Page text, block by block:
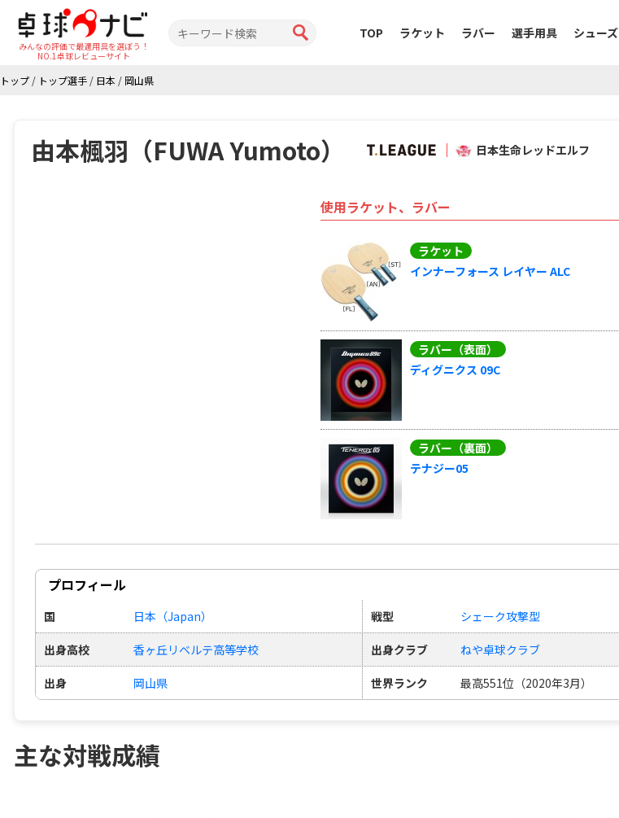
みんなの評価で最適用具を選ぼう！
NO.1卓球レビューサイト
TOP ラケット ラバー 選手用具 シューズ
トップ / トップ選手 / 日本 / 岡山県
由本楓羽（FUWA Yumoto） 日本生命レッドエルフ
使用ラケット、ラバー
ラケット
インナーフォース レイヤー ALC
ラバー（表面）
ディグニクス 09C
ラバー（裏面）
テナジー05
プロフィール
国 日本（Japan） 戦型 シェーク攻撃型
出身高校 香ヶ丘リベルテ高等学校 出身クラブ ねや卓球クラブ
出身 岡山県 世界ランク 最高551位（2020年3月）
主な対戦成績